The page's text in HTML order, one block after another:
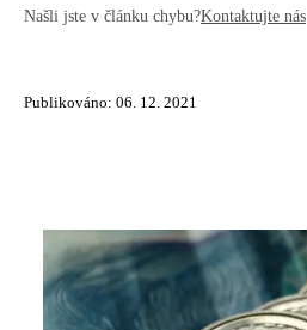
Našli jste v článku chybu?Kontaktujte nás
Publikováno: 06. 12. 2021